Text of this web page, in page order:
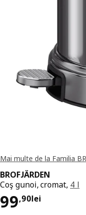
Mai multe de la Familia
BROFJÄRDEN
Coş gunoi, cromat, 4 l
99,90lei
Preț 99,90lei